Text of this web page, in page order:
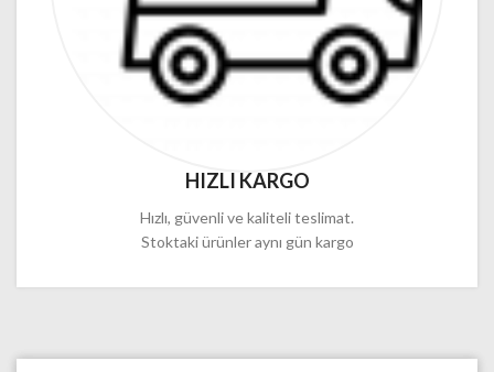
HIZLI KARGO
Hızlı, güvenli ve kaliteli teslimat.
Stoktaki ürünler aynı gün kargo